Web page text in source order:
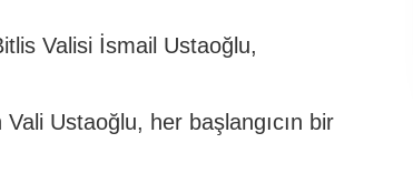
Valisi İsmail Ustaoğlu,
Ustaoğlu, her başlangıcın bir